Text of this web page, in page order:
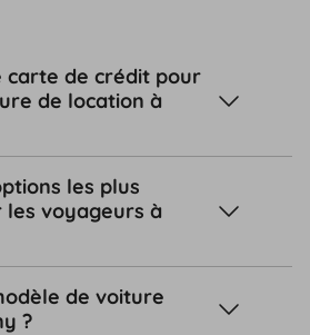
carte de crédit pour
de location à
les plus
voyageurs à
de voiture
?